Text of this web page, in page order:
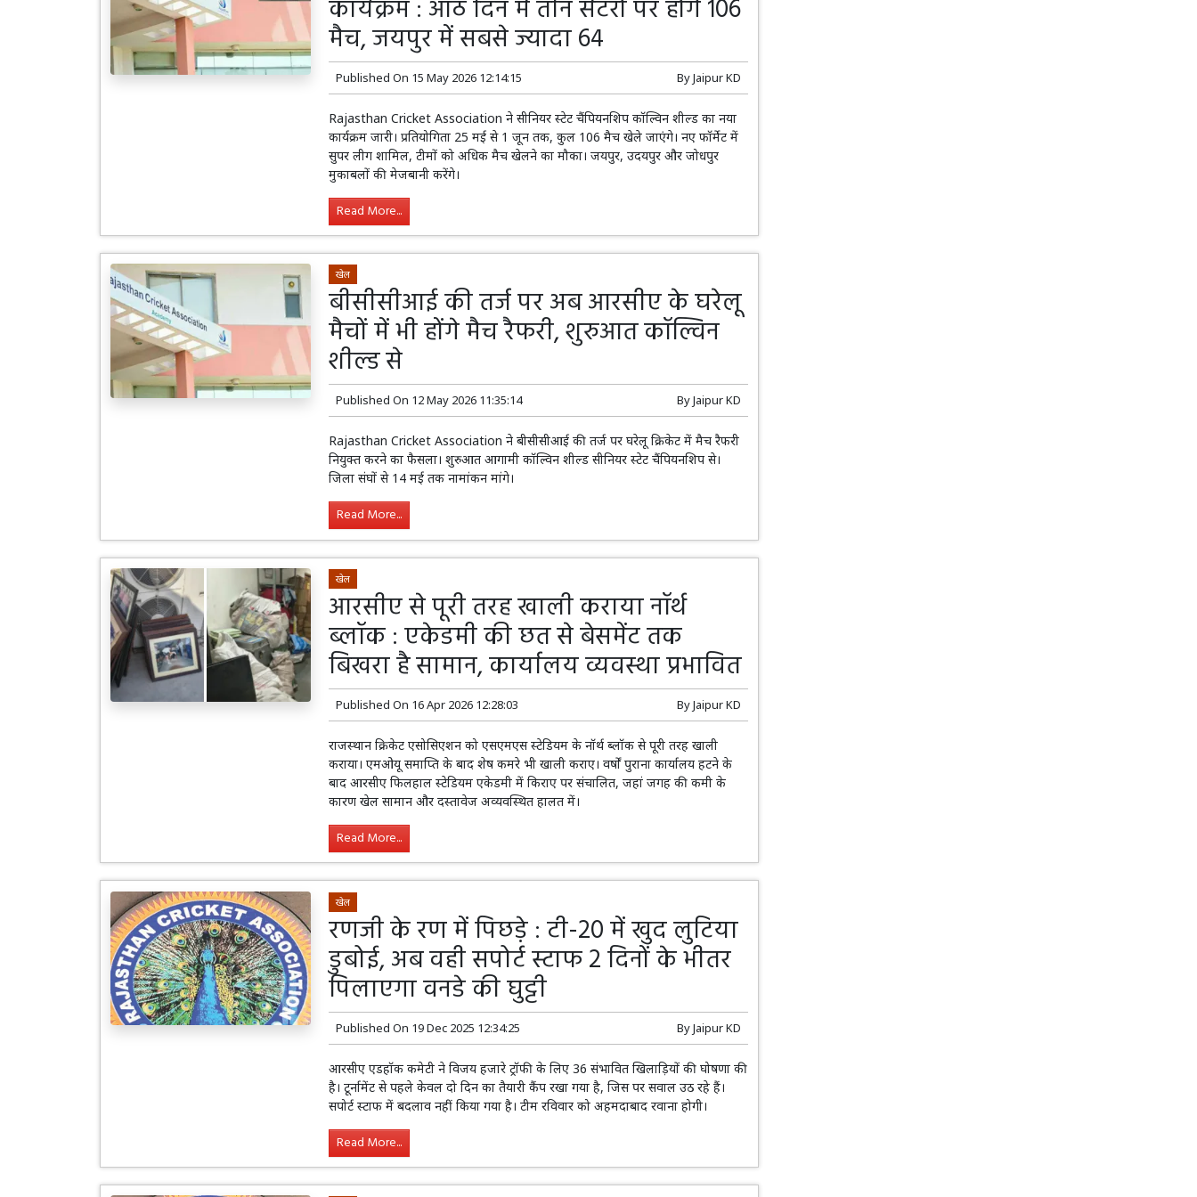
कार्यक्रम : आठ दिन में तीन सेंटरों पर होंगे 106
मैच, जयपुर में सबसे ज्यादा 64
Published On 15 May 2026 12:14:15 ByJaipur KD
Rajasthan Cricket Association ने सीनियर स्टेट चैंपियनशिप कॉल्विन शील्ड का नया
कार्यक्रम जारी। प्रतियोगिता 25 मई से 1 जून तक, कुल 106 मैच खेले जाएंगे। नए फॉर्मेट में
सुपर लीग शामिल, टीमों को अधिक मैच खेलने का मौका। जयपुर, उदयपुर और जोधपुर
मुकाबलों की मेजबानी करेंगे।
Read More...
खेल
बीसीसीआई की तर्ज पर अब आरसीए के घरेलू
मैचों में भी होंगे मैच रैफरी, शुरुआत कॉल्विन
शील्ड से
Published On 12 May 2026 11:35:14 ByJaipur KD
Rajasthan Cricket Association ने बीसीसीआई की तर्ज पर घरेलू क्रिकेट में मैच रैफरी
नियुक्त करने का फैसला। शुरुआत आगामी कॉल्विन शील्ड सीनियर स्टेट चैंपियनशिप से।
जिला संघों से 14 मई तक नामांकन मांगे।
Read More...
खेल
आरसीए से पूरी तरह खाली कराया नॉर्थ
ब्लॉक : एकेडमी की छत से बेसमेंट तक
बिखरा है सामान, कार्यालय व्यवस्था प्रभावित
Published On 16 Apr 2026 12:28:03 ByJaipur KD
राजस्थान क्रिकेट एसोसिएशन को एसएमएस स्टेडियम के नॉर्थ ब्लॉक से पूरी तरह खाली
कराया। एमओयू समाप्ति के बाद शेष कमरे भी खाली कराए। वर्षों पुराना कार्यालय हटने के
बाद आरसीए फिलहाल स्टेडियम एकेडमी में किराए पर संचालित, जहां जगह की कमी के
कारण खेल सामान और दस्तावेज अव्यवस्थित हालत में।
Read More...
खेल
रणजी के रण में पिछड़े : टी-20 में खुद लुटिया
डुबोई, अब वही सपोर्ट स्टाफ 2 दिनों के भीतर
पिलाएगा वनडे की घुट्टी
Published On 19 Dec 2025 12:34:25 ByJaipur KD
आरसीए एडहॉक कमेटी ने विजय हजारे ट्रॉफी के लिए 36 संभावित खिलाड़ियों की घोषणा की
है। टूर्नामेंट से पहले केवल दो दिन का तैयारी कैंप रखा गया है, जिस पर सवाल उठ रहे हैं।
सपोर्ट स्टाफ में बदलाव नहीं किया गया है। टीम रविवार को अहमदाबाद रवाना होगी।
Read More...